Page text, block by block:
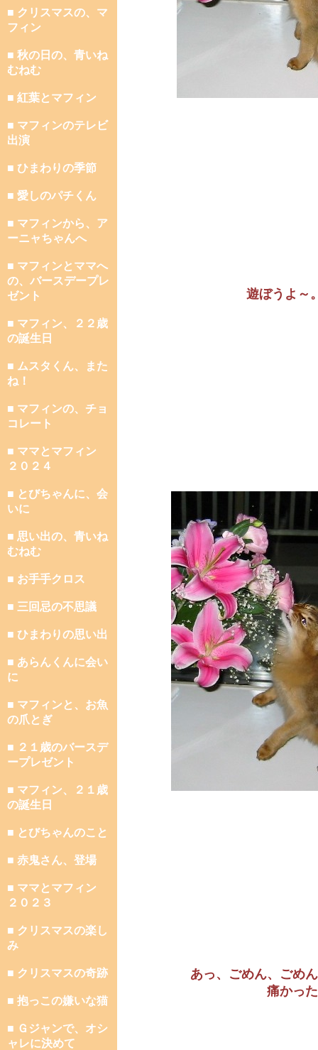
■ クリスマスの、マ
フィン
■ 秋の日の、青いね
むねむ
■ 紅葉とマフィン
■ マフィンのテレビ
出演
■ ひまわりの季節
■ 愛しのパチくん
■ マフィンから、ア
ーニャちゃんへ
■ マフィンとママへ
の、バースデープレ
ゼント
■ マフィン、２２歳
の誕生日
■ ムスタくん、また
ね！
■ マフィンの、チョ
コレート
■ ママとマフィン
２０２４
■ とびちゃんに、会
いに
■ 思い出の、青いね
むねむ
■ お手手クロス
■ 三回忌の不思議
■ ひまわりの思い出
■ あらんくんに会い
に
■ マフィンと、お魚
の爪とぎ
■ ２１歳のバースデ
ープレゼント
■ マフィン、２１歳
の誕生日
■ とびちゃんのこと
■ 赤鬼さん、登場
■ ママとマフィン
２０２３
■ クリスマスの楽し
み
■ クリスマスの奇跡
■ 抱っこの嫌いな猫
■ Ｇジャンで、オシ
ャレに決めて
遊ぼうよ～
あっ、ごめん、ごめ
痛かっ